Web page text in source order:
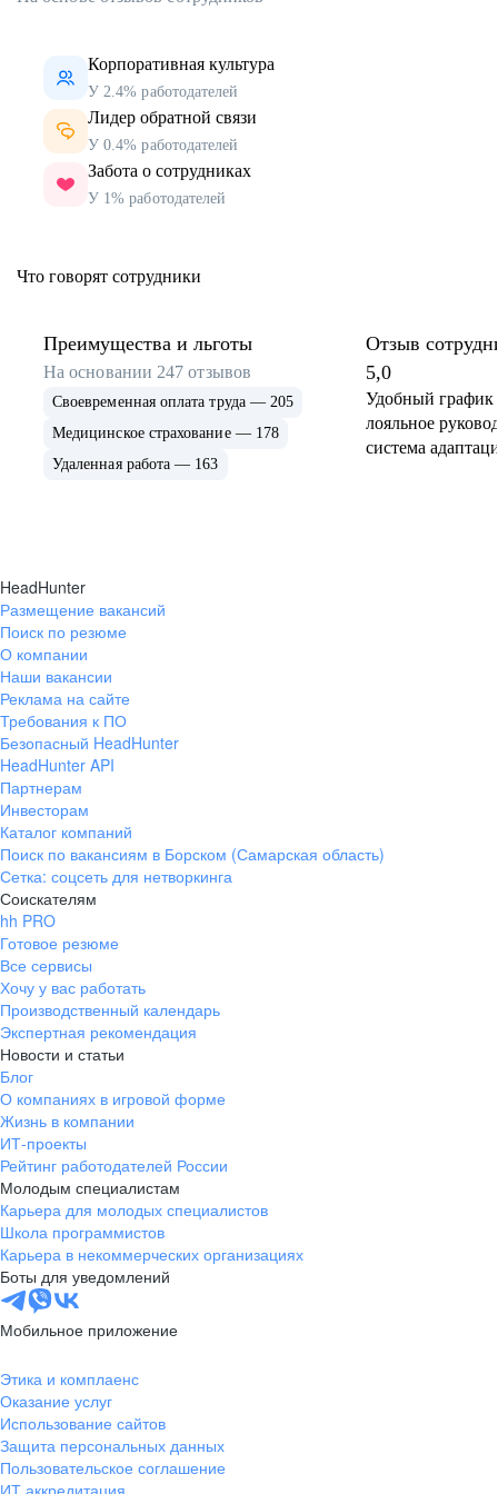
Корпоративная культура
У 2.4% работодателей
Лидер обратной связи
У 0.4% работодателей
Забота о сотрудниках
У 1% работодателей
Что говорят сотрудники
Преимущества и льготы
На основании 247 отзывов
Своевременная оплата труда — 205
Медицинское страхование — 178
Удаленная работа — 163
Отзыв
5,0
Удобный график
лояльное
система
HeadHunter
Размещение вакансий
Поиск по резюме
О компании
Наши вакансии
Реклама на сайте
Требования к ПО
Безопасный HeadHunter
HeadHunter API
Партнерам
Инвесторам
Каталог компаний
Поиск по вакансиям в Борском (Самарская область)
Сетка: соцсеть для нетворкинга
Соискателям
hh PRO
Готовое резюме
Все сервисы
Хочу у вас работать
Производственный календарь
Экспертная рекомендация
Новости и статьи
Блог
О компаниях в игровой форме
Жизнь в компании
ИТ-проекты
Рейтинг работодателей России
Молодым специалистам
Карьера для молодых специалистов
Школа программистов
Карьера в некоммерческих организациях
Боты для уведомлений
Мобильное приложение
Этика и комплаенс
Оказание услуг
Использование сайтов
Защита персональных данных
Пользовательское соглашение